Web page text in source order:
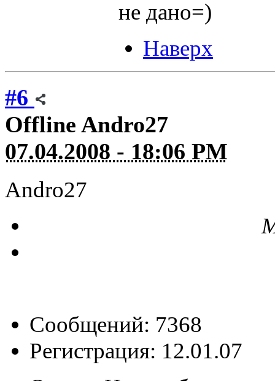
не дано=)
Наверх
#6
Offline Andro27
07.04.2008 - 18:06 PM
Andro27
Сообщений: 7368
Регистрация: 12.01.07